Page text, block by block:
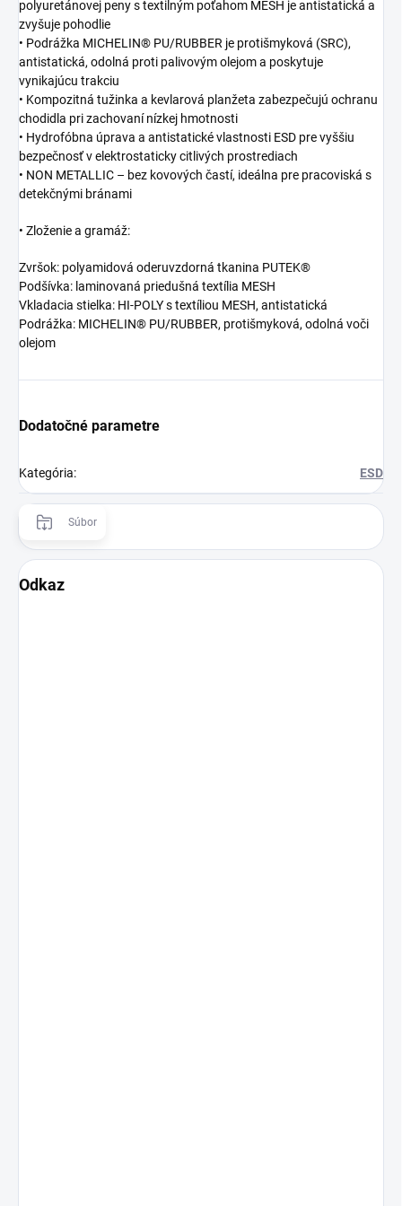
polyuretánovej peny s textilným poťahom MESH je antistatická a
zvyšuje pohodlie
• Podrážka MICHELIN® PU/RUBBER je protišmyková (SRC),
antistatická, odolná proti palivovým olejom a poskytuje
vynikajúcu trakciu
• Kompozitná tužinka a kevlarová planžeta zabezpečujú ochranu
chodidla pri zachovaní nízkej hmotnosti
• Hydrofóbna úprava a antistatické vlastnosti ESD pre vyššiu
bezpečnosť v elektrostaticky citlivých prostrediach
• NON METALLIC – bez kovových častí, ideálna pre pracoviská s
detekčnými bránami
• Zloženie a gramáž:
Zvršok: polyamidová oderuvzdorná tkanina PUTEK®
Podšívka: laminovaná priedušná textília MESH
Vkladacia stielka: HI-POLY s textíliou MESH, antistatická
Podrážka: MICHELIN® PU/RUBBER, protišmyková, odolná voči
olejom
Dodatočné parametre
Kategória: ESD
Súbor
Odkaz